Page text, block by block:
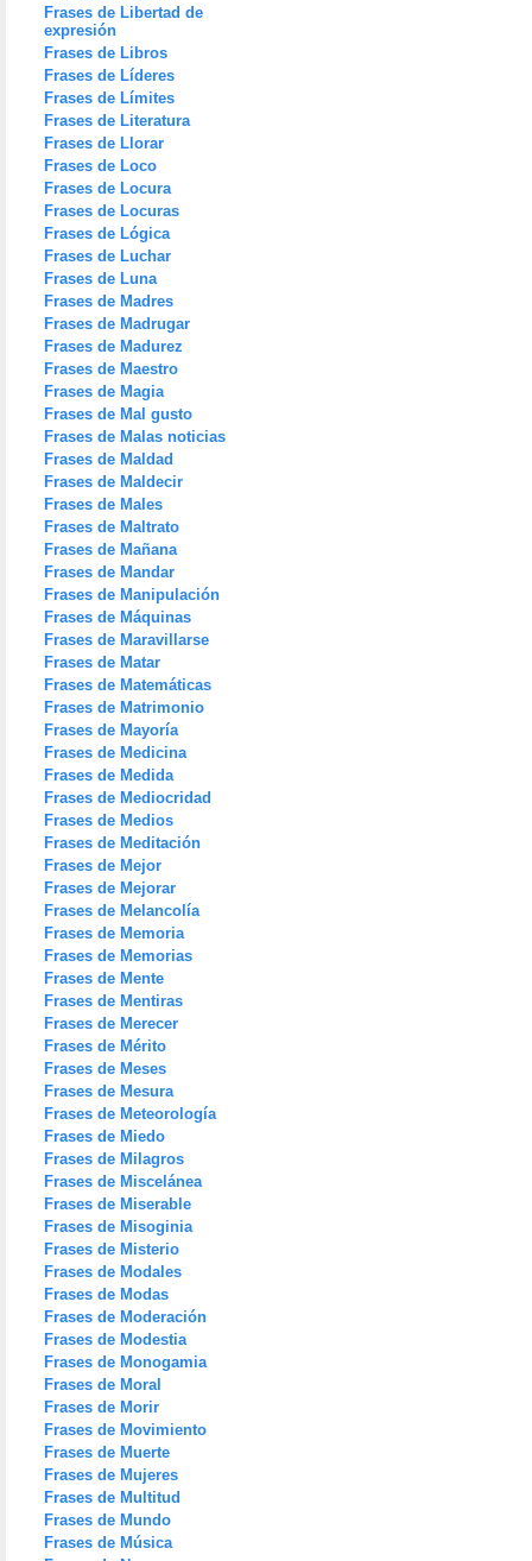
Frases de Libertad de
expresión
Frases de Libros
Frases de Líderes
Frases de Límites
Frases de Literatura
Frases de Llorar
Frases de Loco
Frases de Locura
Frases de Locuras
Frases de Lógica
Frases de Luchar
Frases de Luna
Frases de Madres
Frases de Madrugar
Frases de Madurez
Frases de Maestro
Frases de Magia
Frases de Mal gusto
Frases de Malas noticias
Frases de Maldad
Frases de Maldecir
Frases de Males
Frases de Maltrato
Frases de Mañana
Frases de Mandar
Frases de Manipulación
Frases de Máquinas
Frases de Maravillarse
Frases de Matar
Frases de Matemáticas
Frases de Matrimonio
Frases de Mayoría
Frases de Medicina
Frases de Medida
Frases de Mediocridad
Frases de Medios
Frases de Meditación
Frases de Mejor
Frases de Mejorar
Frases de Melancolía
Frases de Memoria
Frases de Memorias
Frases de Mente
Frases de Mentiras
Frases de Merecer
Frases de Mérito
Frases de Meses
Frases de Mesura
Frases de Meteorología
Frases de Miedo
Frases de Milagros
Frases de Miscelánea
Frases de Miserable
Frases de Misoginia
Frases de Misterio
Frases de Modales
Frases de Modas
Frases de Moderación
Frases de Modestia
Frases de Monogamia
Frases de Moral
Frases de Morir
Frases de Movimiento
Frases de Muerte
Frases de Mujeres
Frases de Multitud
Frases de Mundo
Frases de Música